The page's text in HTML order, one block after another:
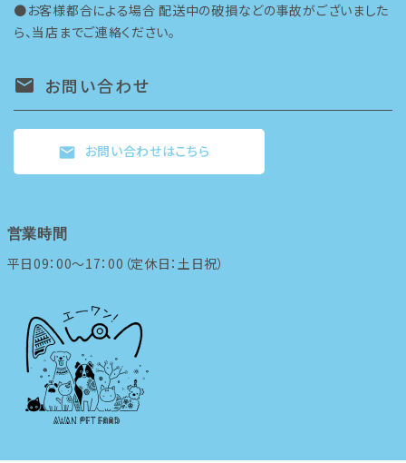
●お客様都合による場合 配送中の破損などの事故がございました
ら、当店までご連絡ください。
mail お問い合わせ
mail お問い合わせはこちら
営業時間
平日09：00～17：00（定休日：土日祝）